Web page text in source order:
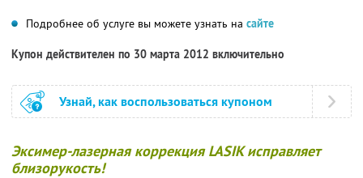
Подробнее об услуге вы можете узнать на сайте
Купон действителен по 30 марта 2012 включительно
Узнай, как воспользоваться купоном
Эксимер-лазерная коррекция LASIK исправляет
близорукость!